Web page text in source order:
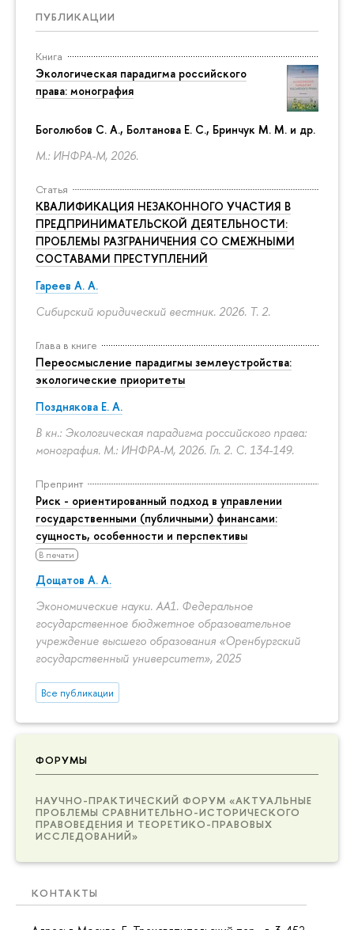
ПУБЛИКАЦИИ
Книга
Экологическая парадигма российского
права: монография
Боголюбов С. А., Болтанова Е. С., Бринчук М. М. и др.
М.: ИНФРА-М, 2026.
Статья
КВАЛИФИКАЦИЯ НЕЗАКОННОГО УЧАСТИЯ В
ПРЕДПРИНИМАТЕЛЬСКОЙ ДЕЯТЕЛЬНОСТИ:
ПРОБЛЕМЫ РАЗГРАНИЧЕНИЯ СО СМЕЖНЫМИ
СОСТАВАМИ ПРЕСТУПЛЕНИЙ
Гареев А. А.
Сибирский юридический вестник. 2026. Т. 2.
Глава в книге
Переосмысление парадигмы землеустройства:
экологические приоритеты
Позднякова Е. А.
В кн.: Экологическая парадигма российского права:
монография. М.: ИНФРА-М, 2026. Гл. 2. С. 134-149.
Препринт
Риск - ориентированный подход в управлении
государственными (публичными) финансами:
сущность, особенности и перспективы
В печати
Дощатов А. А.
Экономические науки. АА1. Федеральное
государственное бюджетное образовательное
учреждение высшего образования «Оренбургский
государственный университет», 2025
Все публикации
ФОРУМЫ
НАУЧНО-ПРАКТИЧЕСКИЙ ФОРУМ «АКТУАЛЬНЫЕ
ПРОБЛЕМЫ СРАВНИТЕЛЬНО-ИСТОРИЧЕСКОГО
ПРАВОВЕДЕНИЯ И ТЕОРЕТИКО-ПРАВОВЫХ
ИССЛЕДОВАНИЙ»
КОНТАКТЫ